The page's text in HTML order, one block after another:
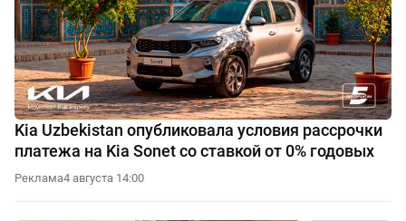
Kia Uzbekistan опубликовала условия рассрочки
платежа на Kia Sonet со ставкой от 0% годовых
Реклама4 августа 14:00